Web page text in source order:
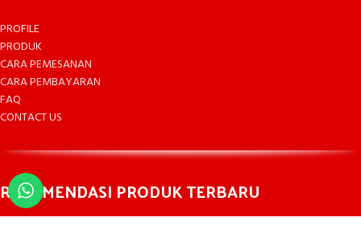
PROFILE
PRODUK
CARA PEMESANAN
CARA PEMBAYARAN
FAQ
CONTACT US
REKOMENDASI PRODUK TERBARU